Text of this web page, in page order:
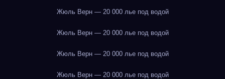
Жюль Верн — 20 000 лье под водой
Жюль Верн — 20 000 лье под водой
Жюль Верн — 20 000 лье под водой
Жюль Верн — 20 000 лье под водой